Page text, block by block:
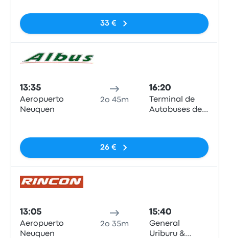
33 €
13:35
Aeropuerto
Neuquen
2o 45m
16:20
Terminal de
Autobuses de
26 €
13:05
Aeropuerto
Neuquen
2o 35m
15:40
General
Uriburu &